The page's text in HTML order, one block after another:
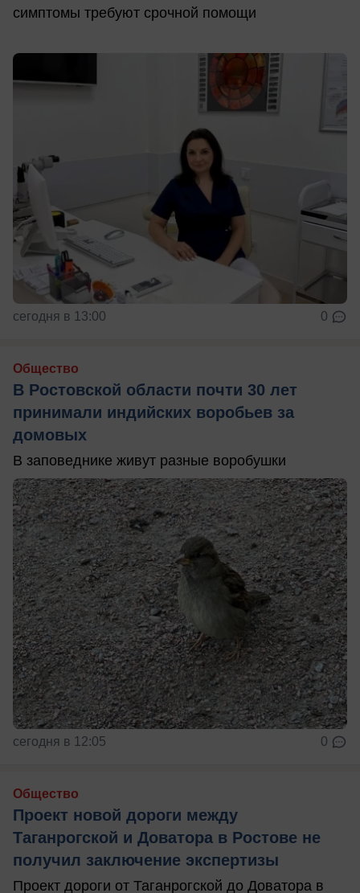
симптомы требуют срочной помощи
сегодня в 13:00 0
Общество
В Ростовской области почти 30 лет
принимали индийских воробьев за
домовых
В заповеднике живут разные воробушки
сегодня в 12:05 0
Общество
Проект новой дороги между
Таганрогской и Доватора в Ростове не
получил заключение экспертизы
Проект дороги от Таганрогской до Доватора в